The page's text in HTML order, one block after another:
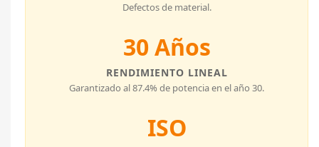
Defectos de material.
30 Años
RENDIMIENTO LINEAL
Garantizado al 87.4% de potencia en el año 30.
ISO